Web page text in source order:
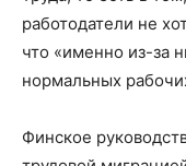
работодатели не
что «именно из-за
нормальных
Финское